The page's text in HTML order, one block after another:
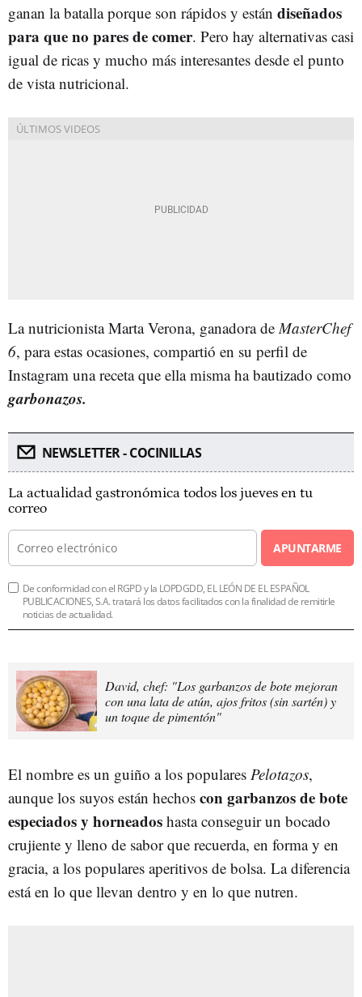
ganan la batalla porque son rápidos y están diseñados
para que no pares de comer. Pero hay alternativas casi
igual de ricas y mucho más interesantes desde el punto
de vista nutricional.
La nutricionista Marta Verona, ganadora de MasterChef
6, para estas ocasiones, compartió en su perfil de
Instagram una receta que ella misma ha bautizado como
garbonazos.
NEWSLETTER - COCINILLAS
La actualidad gastronómica todos los jueves en tu
correo
APUNTARME
De conformidad con el RGPD y la LOPDGDD, EL LEÓN DE EL ESPAÑOL
PUBLICACIONES, S.A. tratará los datos facilitados con la finalidad de remitirle
noticias de actualidad.
David, chef: "Los garbanzos de bote mejoran
con una lata de atún, ajos fritos (sin sartén) y
un toque de pimentón"
El nombre es un guiño a los populares Pelotazos,
aunque los suyos están hechos con garbanzos de bote
especiados y horneados hasta conseguir un bocado
crujiente y lleno de sabor que recuerda, en forma y en
gracia, a los populares aperitivos de bolsa. La diferencia
está en lo que llevan dentro y en lo que nutren.